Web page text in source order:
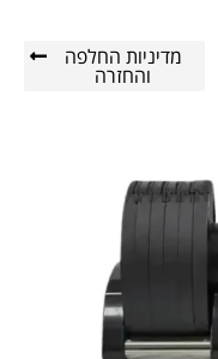
מדיניות החלפה
והחזרה